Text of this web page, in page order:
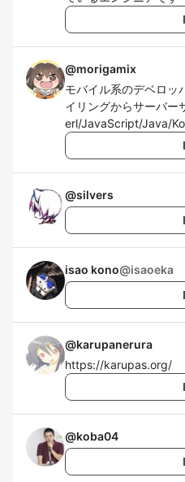
@morigamix
モバイル系のデベロッ
イリングからサーバー
erl/JavaScript/Java/
@silvers
isao kono@isaoeka
@karupanerura
https://karupas.org/
@koba04